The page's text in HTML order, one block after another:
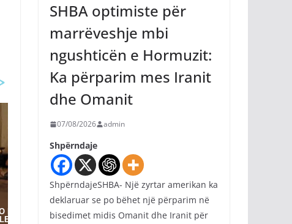
SHBA optimiste për
marrëveshje mbi
ngushticën e Hormuzit:
Ka përparim mes Iranit
dhe Omanit
07/08/2026 admin
Shpërndaje
ShpërndajeSHBA- Një zyrtar amerikan ka
deklaruar se po bëhet një përparim në
bisedimet midis Omanit dhe Iranit për